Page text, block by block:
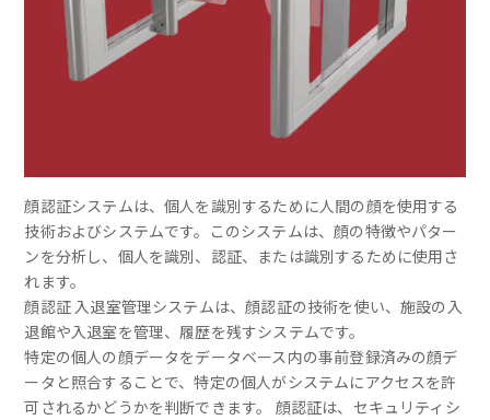
顔認証システムは、個人を識別するために人間の顔を使用する
技術およびシステムです。このシステムは、顔の特徴やパター
ンを分析し、個人を識別、認証、または識別するために使用さ
れます。
顔認証 入退室管理システムは、顔認証の技術を使い、施設の入
退館や入退室を管理、履歴を残すシステムです。
特定の個人の顔データをデータベース内の事前登録済みの顔デ
ータと照合することで、特定の個人がシステムにアクセスを許
可されるかどうかを判断できます。 顔認証は、セキュリティシ